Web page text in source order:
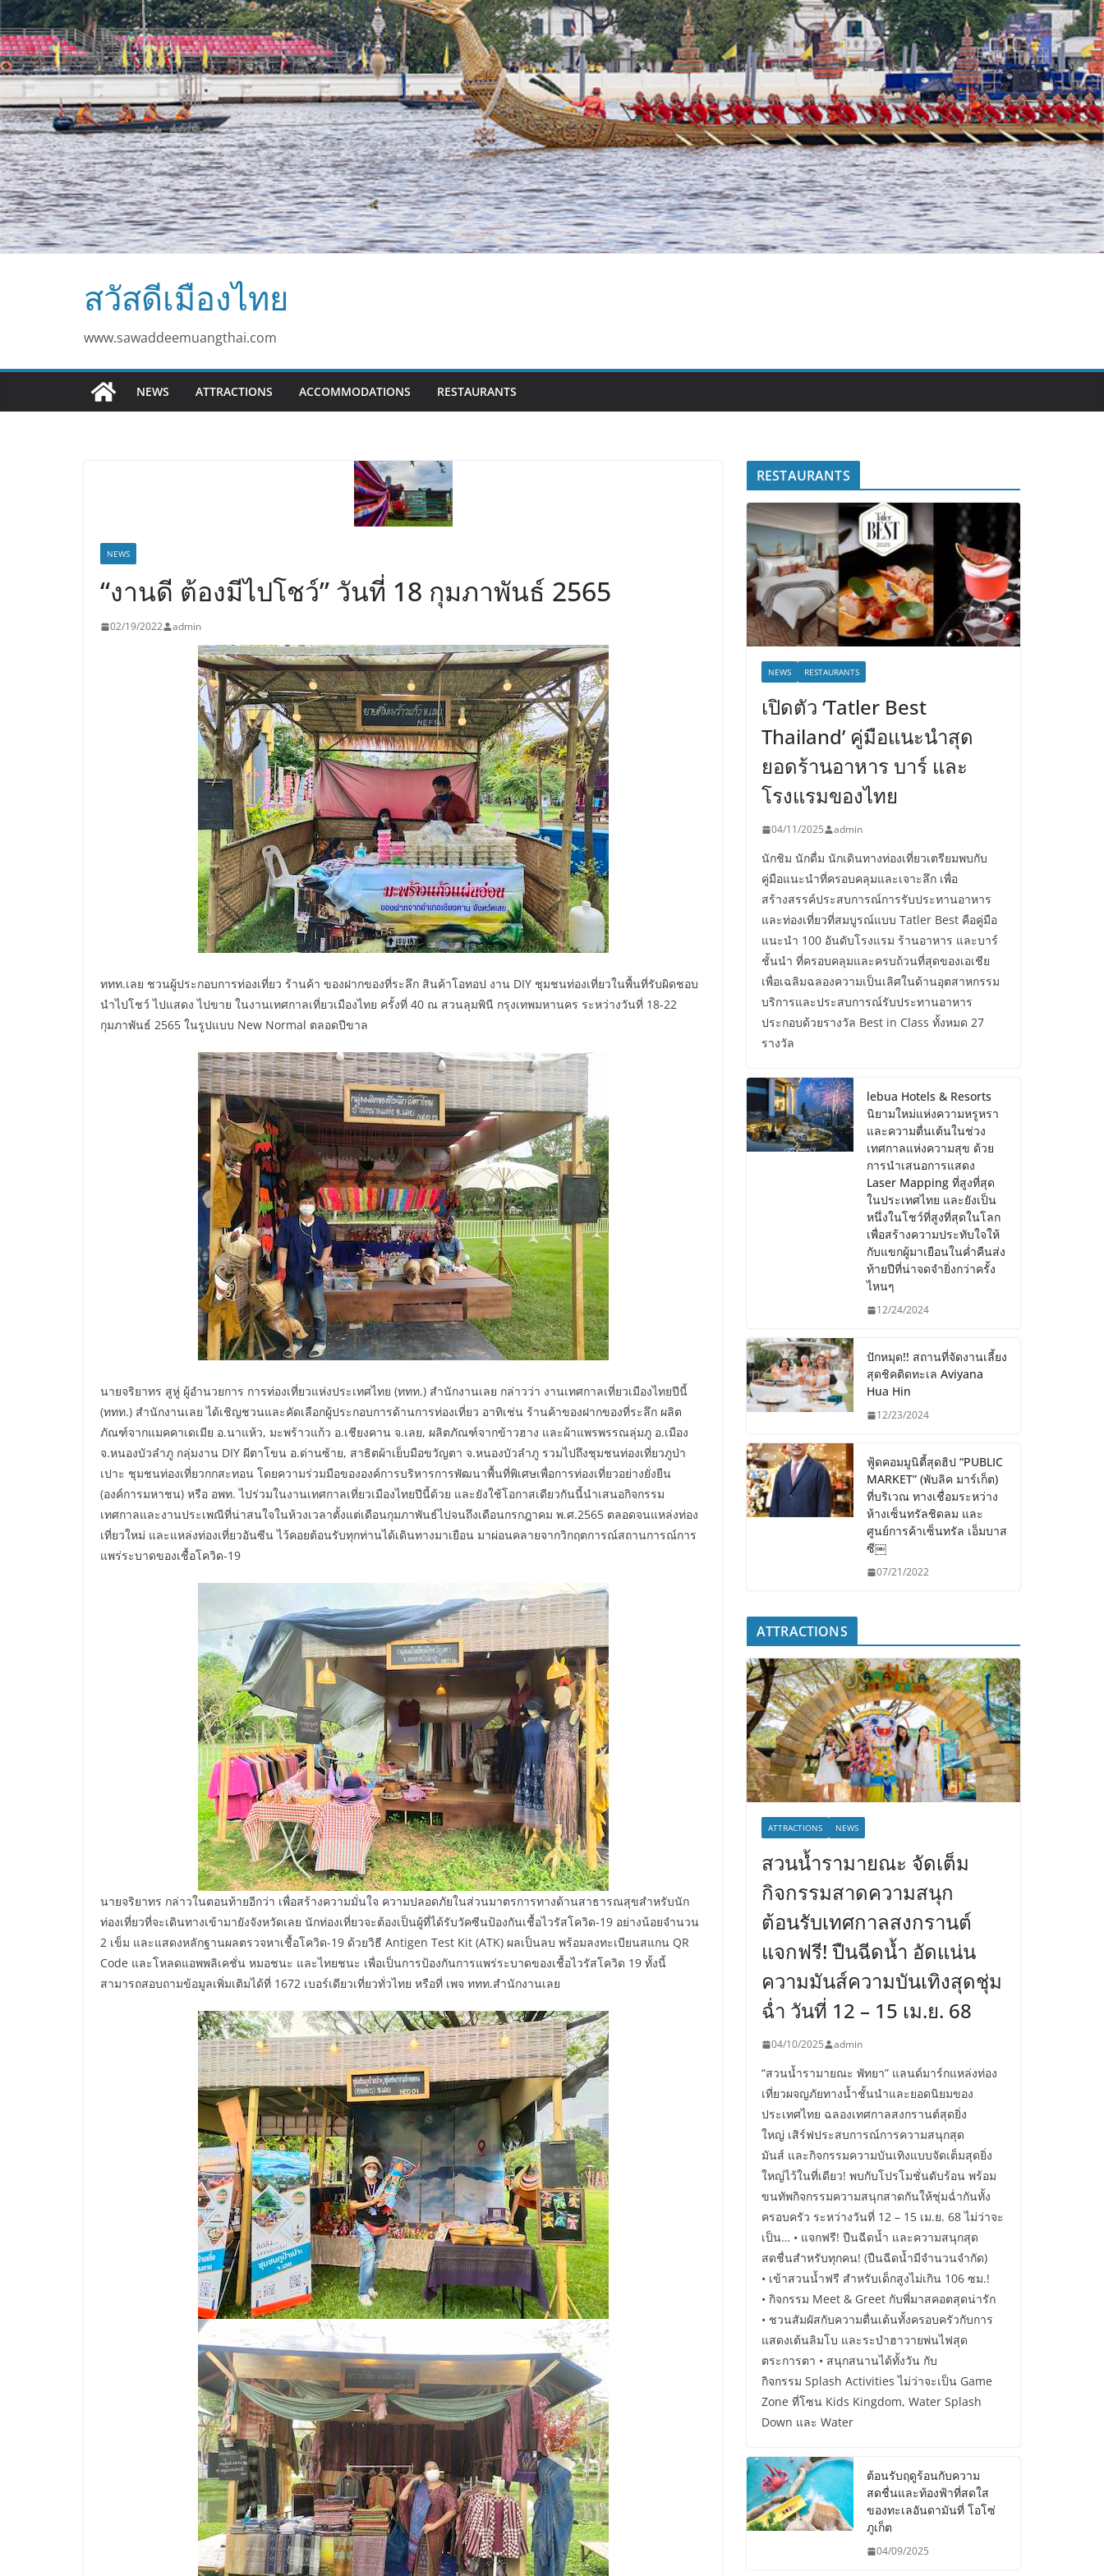
สวัสดีเมืองไทย
www.sawaddeemuangthai.com
NEWS ATTRACTIONS ACCOMMODATIONS RESTAURANTS
NEWS
“งานดี ต้องมีไปโชว์” วันที่ 18 กุมภาพันธ์ 2565
02/19/2022 admin
ททท.เลย ชวนผู้ประกอบการท่องเที่ยว ร้านค้า ของฝากของที่ระลึก สินค้าโอทอป งาน DIY ชุมชนท่องเที่ยวในพื้นที่รับผิดชอบ
นำไปโชว์ ไปแสดง ไปขาย ในงานเทศกาลเที่ยวเมืองไทย ครั้งที่ 40 ณ สวนลุมพินี กรุงเทพมหานคร ระหว่างวันที่ 18-22
กุมภาพันธ์ 2565 ในรูปแบบ New Normal ตลอดปีขาล
นายจริยาทร สูหู่ ผู้อำนวยการ การท่องเที่ยวแห่งประเทศไทย (ททท.) สำนักงานเลย กล่าวว่า งานเทศกาลเที่ยวเมืองไทยปีนี้
(ททท.) สำนักงานเลย ได้เชิญชวนและคัดเลือกผู้ประกอบการด้านการท่องเที่ยว อาทิเช่น ร้านค้าของฝากของที่ระลึก ผลิต
ภัณฑ์จากแมคคาเดเมีย อ.นาแห้ว, มะพร้าวแก้ว อ.เชียงคาน จ.เลย, ผลิตภัณฑ์จากข้าวฮาง และผ้าแพรพรรณลุ่มภู อ.เมือง
จ.หนองบัวลำภู กลุ่มงาน DIY ผีตาโขน อ.ด่านซ้าย, สาธิตผ้าเย็บมือขวัญตา จ.หนองบัวลำภู รวมไปถึงชุมชนท่องเที่ยวภูป่า
เปาะ ชุมชนท่องเที่ยวกกสะทอน โดยความร่วมมือขององค์การบริหารการพัฒนาพื้นที่พิเศษเพื่อการท่องเที่ยวอย่างยั่งยืน
(องค์การมหาชน) หรือ อพท. ไปร่วมในงานเทศกาลเที่ยวเมืองไทยปีนี้ด้วย และยังใช้โอกาสเดียวกันนี้นำเสนอกิจกรรม
เทศกาลและงานประเพณีที่น่าสนใจในห้วงเวลาตั้งแต่เดือนกุมภาพันธ์ไปจนถึงเดือนกรกฎาคม พ.ศ.2565 ตลอดจนแหล่งท่อง
เที่ยวใหม่ และแหล่งท่องเที่ยวอันซีน ไว้คอยต้อนรับทุกท่านได้เดินทางมาเยือน มาผ่อนคลายจากวิกฤตการณ์สถานการณ์การ
แพร่ระบาดของเชื้อโควิด-19
นายจริยาทร กล่าวในตอนท้ายอีกว่า เพื่อสร้างความมั่นใจ ความปลอดภัยในส่วนมาตรการทางด้านสาธารณสุขสำหรับนัก
ท่องเที่ยวที่จะเดินทางเข้ามายังจังหวัดเลย นักท่องเที่ยวจะต้องเป็นผู้ที่ได้รับวัคซีนป้องกันเชื้อไวรัสโควิด-19 อย่างน้อยจำนวน
2 เข็ม และแสดงหลักฐานผลตรวจหาเชื้อโควิด-19 ด้วยวิธี Antigen Test Kit (ATK) ผลเป็นลบ พร้อมลงทะเบียนสแกน QR
Code และโหลดแอพพลิเคชั่น หมอชนะ และไทยชนะ เพื่อเป็นการป้องกันการแพร่ระบาดของเชื้อไวรัสโควิด 19 ทั้งนี้
สามารถสอบถามข้อมูลเพิ่มเติมได้ที่ 1672 เบอร์เดียวเที่ยวทั่วไทย หรือที่ เพจ ททท.สำนักงานเลย
RESTAURANTS
NEWS RESTAURANTS
เปิดตัว ‘Tatler Best
Thailand’ คู่มือแนะนำสุด
ยอดร้านอาหาร บาร์ และ
โรงแรมของไทย
04/11/2025 admin
นักชิม นักดื่ม นักเดินทางท่องเที่ยวเตรียมพบกับ
คู่มือแนะนำที่ครอบคลุมและเจาะลึก เพื่อ
สร้างสรรค์ประสบการณ์การรับประทานอาหาร
และท่องเที่ยวที่สมบูรณ์แบบ Tatler Best คือคู่มือ
แนะนำ 100 อันดับโรงแรม ร้านอาหาร และบาร์
ชั้นนำ ที่ครอบคลุมและครบถ้วนที่สุดของเอเชีย
เพื่อเฉลิมฉลองความเป็นเลิศในด้านอุตสาหกรรม
บริการและประสบการณ์รับประทานอาหาร
ประกอบด้วยรางวัล Best in Class ทั้งหมด 27
รางวัล
lebua Hotels & Resorts
นิยามใหม่แห่งความหรูหรา
และความตื่นเต้นในช่วง
เทศกาลแห่งความสุข ด้วย
การนำเสนอการแสดง
Laser Mapping ที่สูงที่สุด
ในประเทศไทย และยังเป็น
หนึ่งในโชว์ที่สูงที่สุดในโลก
เพื่อสร้างความประทับใจให้
กับแขกผู้มาเยือนในค่ำคืนส่ง
ท้ายปีที่น่าจดจำยิ่งกว่าครั้ง
ไหนๆ
12/24/2024
ปักหมุด!! สถานที่จัดงานเลี้ยง
สุดชิคติดทะเล Aviyana
Hua Hin
12/23/2024
ฟู้ดคอมมูนิตี้สุดฮิป “PUBLIC
MARKET” (พับลิค มาร์เก็ต)
ที่บริเวณ ทางเชื่อมระหว่าง
ห้างเซ็นทรัลชิดลม และ
ศูนย์การค้าเซ็นทรัล เอ็มบาส
ซี￼
07/21/2022
ATTRACTIONS
ATTRACTIONS NEWS
สวนน้ำรามายณะ จัดเต็ม
กิจกรรมสาดความสนุก
ต้อนรับเทศกาลสงกรานต์
แจกฟรี! ปืนฉีดน้ำ อัดแน่น
ความมันส์ความบันเทิงสุดชุ่ม
ฉ่ำ วันที่ 12 – 15 เม.ย. 68
04/10/2025 admin
“สวนน้ำรามายณะ พัทยา” แลนด์มาร์กแหล่งท่อง
เที่ยวผจญภัยทางน้ำชั้นนำและยอดนิยมของ
ประเทศไทย ฉลองเทศกาลสงกรานต์สุดยิ่ง
ใหญ่ เสิร์ฟประสบการณ์การความสนุกสุด
มันส์ และกิจกรรมความบันเทิงแบบจัดเต็มสุดยิ่ง
ใหญ่ไว้ในที่เดียว! พบกับโปรโมชั่นดับร้อน พร้อม
ขนทัพกิจกรรมความสนุกสาดกันให้ชุ่มฉ่ำกันทั้ง
ครอบครัว ระหว่างวันที่ 12 – 15 เม.ย. 68 ไม่ว่าจะ
เป็น… • แจกฟรี! ปืนฉีดน้ำ และความสนุกสุด
สดชื่นสำหรับทุกคน! (ปืนฉีดน้ำมีจำนวนจำกัด)
• เข้าสวนน้ำฟรี สำหรับเด็กสูงไม่เกิน 106 ซม.!
• กิจกรรม Meet & Greet กับพี่มาสคอตสุดน่ารัก
• ชวนสัมผัสกับความตื่นเต้นทั้งครอบครัวกับการ
แสดงเต้นลิมโบ และระบำฮาวายพ่นไฟสุด
ตระการตา • สนุกสนานได้ทั้งวัน กับ
กิจกรรม Splash Activities ไม่ว่าจะเป็น Game
Zone ที่โซน Kids Kingdom, Water Splash
Down และ Water
ต้อนรับฤดูร้อนกับความ
สดชื่นและท้องฟ้าที่สดใส
ของทะเลอันดามันที่ โอโซ่
ภูเก็ต
04/09/2025